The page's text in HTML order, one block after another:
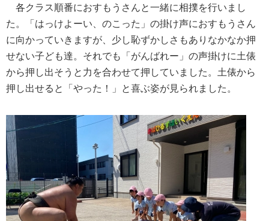
各クラス順番におすもうさんと一緒に相撲を行いまし
た。「はっけよーい、のこった」の掛け声におすもうさん
に向かっていきますが、少し恥ずかしさもありなかなか押
せない子ども達。それでも「がんばれー」の声掛けに土俵
から押し出そうと力を合わせて押していました。土俵から
押し出せると「やった！」と喜ぶ姿が見られました。